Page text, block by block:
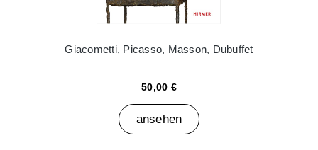
Giacometti, Picasso, Masson, Dubuffet
50,00 €
ansehen